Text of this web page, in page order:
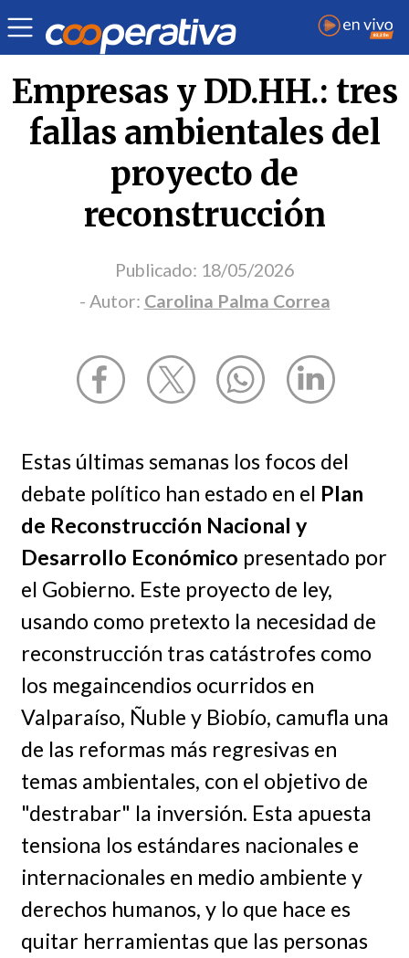
Opinión | Carolina Palma Correa
Empresas y DD.HH.: tres
fallas ambientales del
proyecto de
reconstrucción
Publicado: 18/05/2026
- Autor: Carolina Palma Correa
Estas últimas semanas los focos del
debate político han estado en el Plan
de Reconstrucción Nacional y
Desarrollo Económico presentado por
el Gobierno. Este proyecto de ley,
usando como pretexto la necesidad de
reconstrucción tras catástrofes como
los megaincendios ocurridos en
Valparaíso, Ñuble y Biobío, camufla una
de las reformas más regresivas en
temas ambientales, con el objetivo de
"destrabar" la inversión. Esta apuesta
tensiona los estándares nacionales e
internacionales en medio ambiente y
derechos humanos, y lo que hace es
quitar herramientas que las personas